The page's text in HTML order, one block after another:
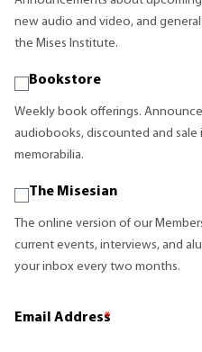
new audio and video, and
the Mises Institute.
Bookstore
Weekly book offerings.
audiobooks, discounted and sale
memorabilia.
The Misesian
The online version of our
current events, interviews, and
your inbox every two months.
Email Address
*